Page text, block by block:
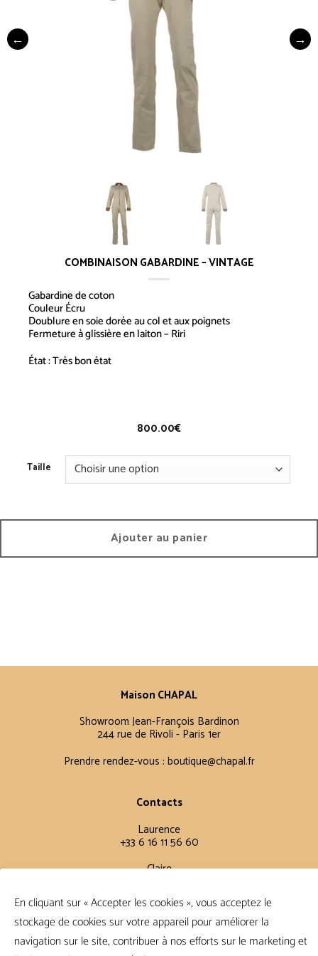
En cliquant sur « Accepter les cookies », vous acceptez le
stockage de cookies sur votre appareil pour améliorer la
navigation sur le site, contribuer à nos efforts sur le marketing et
COMBINAISON GABARDINE – VINTAGE
Gabardine de coton
Couleur Écru
Doublure en soie dorée au col et aux poignets
Fermeture à glissière en laiton – Riri
État : Très bon état
800.00€
Taille
Ajouter au panier
Maison CHAPAL
Showroom Jean-François Bardinon
244 rue de Rivoli - Paris 1er
Prendre rendez-vous : boutique@chapal.fr
Contacts
Laurence
+33 6 16 11 56 60
Claire
Conditions Générales
FAQ